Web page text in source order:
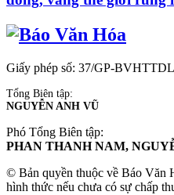
Giấy phép số: 37/GP-
Tổng Biên tập:
NGUYỄN ANH VŨ
Phó Tổng Biên tập:
PHAN THANH NAM,
© Bản quyền thuộc về Báo Văn
hình thức nếu chưa có sự chấp